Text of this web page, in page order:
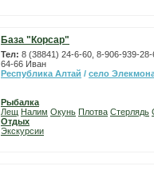
База "Корсар"
Тел: 8 (38841) 24-6-60, 8-906-939-
64-66 Иван
Республика Алтай / село
Рыбалка
Лещ Налим Окунь Плотва Стерлядь
Отдых
Экскурсии